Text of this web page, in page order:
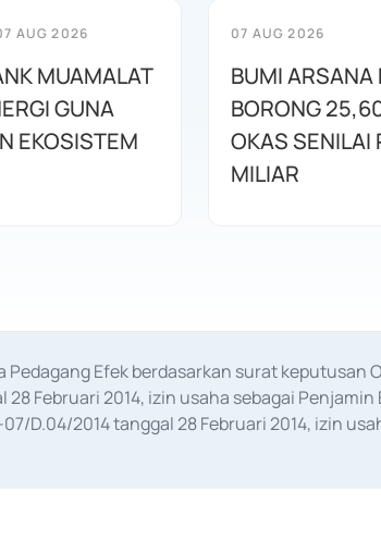
AUG 2026
MUAMALAT
GUNA
EKOSISTEM
07 AUG 2026
BUMI ARSANA
BORONG
OKAS SENILAI
MILIAR
Efek berdasarkan surat keputusan
28 Februari 2014, izin usaha sebagai
D.04/2014 tanggal 28 Februari 2014, izin